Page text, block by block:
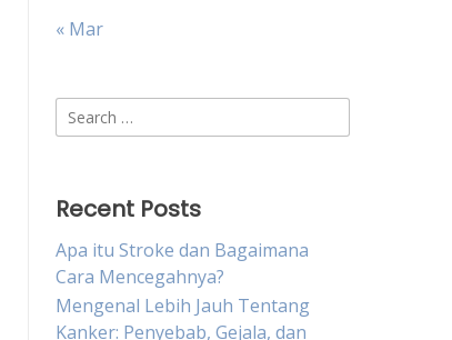
« Mar
Search
for:
Recent Posts
Apa itu Stroke dan Bagaimana
Cara Mencegahnya?
Mengenal Lebih Jauh Tentang
Kanker: Penyebab, Gejala, dan